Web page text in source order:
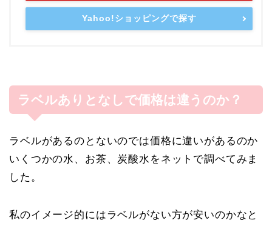
Yahoo!ショッピングで探す
ラベルありとなしで価格は違うのか？
ラベルがあるのとないのでは価格に違いがあるのか
いくつかの水、お茶、炭酸水をネットで調べてみま
した。
私のイメージ的にはラベルがない方が安いのかなと